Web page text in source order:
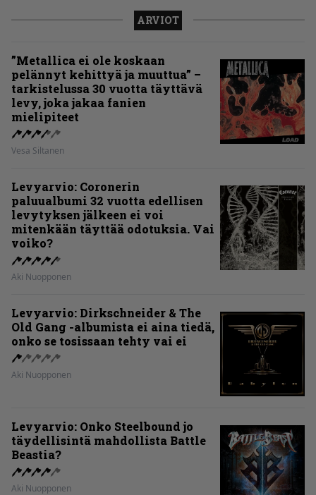
ARVIOT
”Metallica ei ole koskaan
pelännyt kehittyä ja muuttua” –
tarkistelussa 30 vuotta täyttävä
levy, joka jakaa fanien
mielipiteet
Vesa Siltanen
Levyarvio: Coronerin
paluualbumi 32 vuotta edellisen
levytyksen jälkeen ei voi
mitenkään täyttää odotuksia. Vai
voiko?
Aki Nuopponen
Levyarvio: Dirkschneider & The
Old Gang -albumista ei aina tiedä,
onko se tosissaan tehty vai ei
Aki Nuopponen
Levyarvio: Onko Steelbound jo
täydellisintä mahdollista Battle
Beastia?
Aki Nuopponen